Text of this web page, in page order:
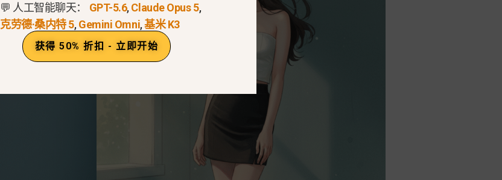
💬 人工智能聊天： GPT-5.6,Claude Opus 5,
克劳德·桑内特 5,Gemini Omni,基米 K3
获得 50% 折扣 - 立即开始